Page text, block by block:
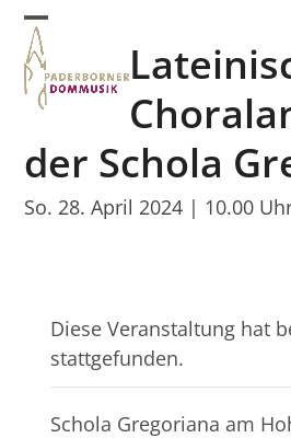
Skip
content
Open
mobile
menu
Close
mobile
menu
der Schola
So. 28. April 2024 | 10.00
Diese Veranstaltung hat
stattgefunden.
Schola Gregoriana am